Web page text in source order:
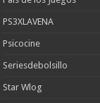
PS3XLAVENA
Psicocine
Seriesdebolsillo
Star Wlog